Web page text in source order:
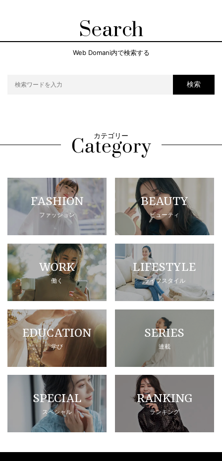
Search
Web Domani内で検索する
検索
カテゴリー
FASHION
ファッション
BEAUTY
ビューティ
WORK
働く
LIFESTYLE
ライフスタイル
EDUCATION
学び
SERIES
連載
SPECIAL
スペシャル
RANKING
ランキング